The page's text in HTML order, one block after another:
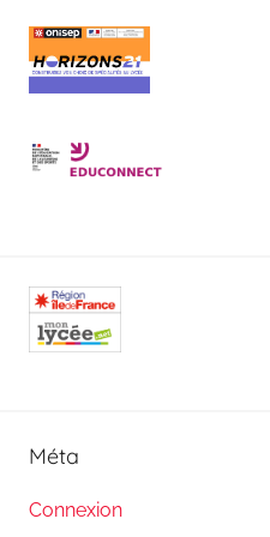
Méta
Connexion